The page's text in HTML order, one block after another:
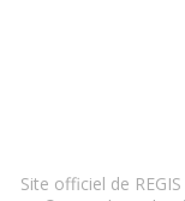
Site officiel de